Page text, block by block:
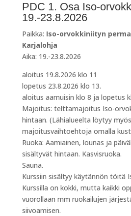
PDC 1. Osa Iso-
19.-23.8.2026
Paikka: Iso-orvokkiniityn
Karjalohja
Aika: 19.-23.8.2026
aloitus 19.8.2026 klo 11
lopetus 23.8.2026 klo 13.
aloitus aamuisin klo 8 ja lopetus
Majoitus: telttamajoitus Iso-
hintaan. (Lähialueelta löytyy
majoitusvaihtoehtoja omalla
Ruoka: Aamiainen, lounas ja
sisältyvät hintaan. Kasvisruoka.
Sauna.
Kurssiin sisältyy käytännön töitä
Kurssilla on kokki, mutta kaikki
vuorollaan mm ruokailujen
siivoamisen.